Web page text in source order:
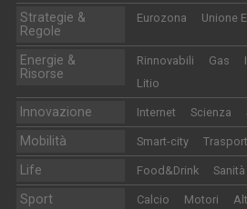
Strategie &
Regole
Eurozona Unione
Energie &
Risorse
Rinnovabili Gas
Litio
Innovazione Internet Scienza
Mobilità Smart-city
Life Food&Drink Sanità
Sport Calcio Motori